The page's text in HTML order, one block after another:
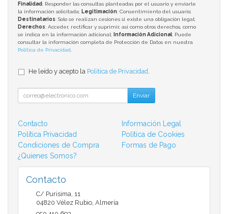
Finalidad: Responder las consultas planteadas por el usuario y enviarle
la información solicitada; Legitimación: Consentimiento del usuario;
Destinatarios: Solo se realizan cesiones si existe una obligación legal;
Derechos: Acceder, rectificar y suprimir, así como otros derechos, como
se indica en la información adicional;
Información Adicional: Puede
consultar la información completa de Protección de Datos en nuestra
Política de Privacidad
He leído y acepto la Política de Privacidad
Enviar
Contacto
Información Legal
Política Privacidad
Política de Cookies
Condiciones de Compra
Formas de Pago
¿Quienes Somos?
Contacto
C/ Purisima, 11
04820 Vélez Rubio Almería